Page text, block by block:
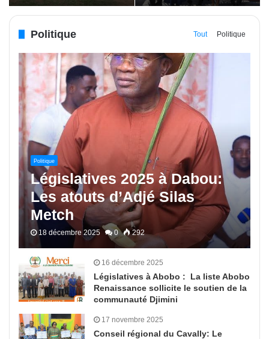
l’Excellence du Lycée
suivi des conventions
Politique Tout Politique
Politique
Législatives 2025 à Dabou:
Les atouts d’Adjé Silas
Metch
18 décembre 2025 0 292
16 décembre 2025
Législatives à Abobo : La liste Abobo
Renaissance sollicite le soutien de la
communauté Djimini
17 novembre 2025
Conseil régional du Cavally: Le